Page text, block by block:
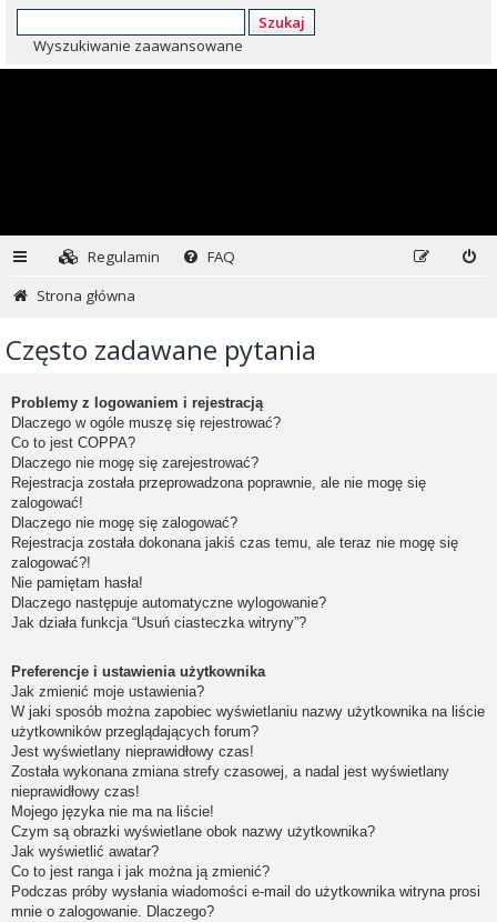
Szukaj
Wyszukiwanie zaawansowane
Regulamin
FAQ
Strona główna
Często zadawane pytania
Problemy z logowaniem i rejestracją
Dlaczego w ogóle muszę się rejestrować?
Co to jest COPPA?
Dlaczego nie mogę się zarejestrować?
Rejestracja została przeprowadzona poprawnie, ale nie mogę się
zalogować!
Dlaczego nie mogę się zalogować?
Rejestracja została dokonana jakiś czas temu, ale teraz nie mogę się
zalogować?!
Nie pamiętam hasła!
Dlaczego następuje automatyczne wylogowanie?
Jak działa funkcja “Usuń ciasteczka witryny”?
Preferencje i ustawienia użytkownika
Jak zmienić moje ustawienia?
W jaki sposób można zapobiec wyświetlaniu nazwy użytkownika na liście
użytkowników przeglądających forum?
Jest wyświetlany nieprawidłowy czas!
Została wykonana zmiana strefy czasowej, a nadal jest wyświetlany
nieprawidłowy czas!
Mojego języka nie ma na liście!
Czym są obrazki wyświetlane obok nazwy użytkownika?
Jak wyświetlić awatar?
Co to jest ranga i jak można ją zmienić?
Podczas próby wysłania wiadomości e-mail do użytkownika witryna prosi
mnie o zalogowanie. Dlaczego?